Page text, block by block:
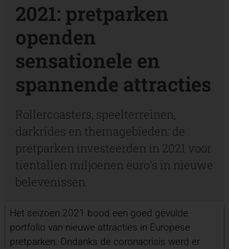
2021: pretparken
openden
sensationele en
spannende attracties
Rollercoasters, speelterreinen,
darkrides en themagebieden: de
pretparken investeerden in 2021 voor
tientallen miljoenen euro's in nieuwe
belevenissen.
Het seizoen 2021 bood een goed gevulde
portfolio van nieuwe attracties in Europese
pretparken. Ondanks de coronacrisis werd er